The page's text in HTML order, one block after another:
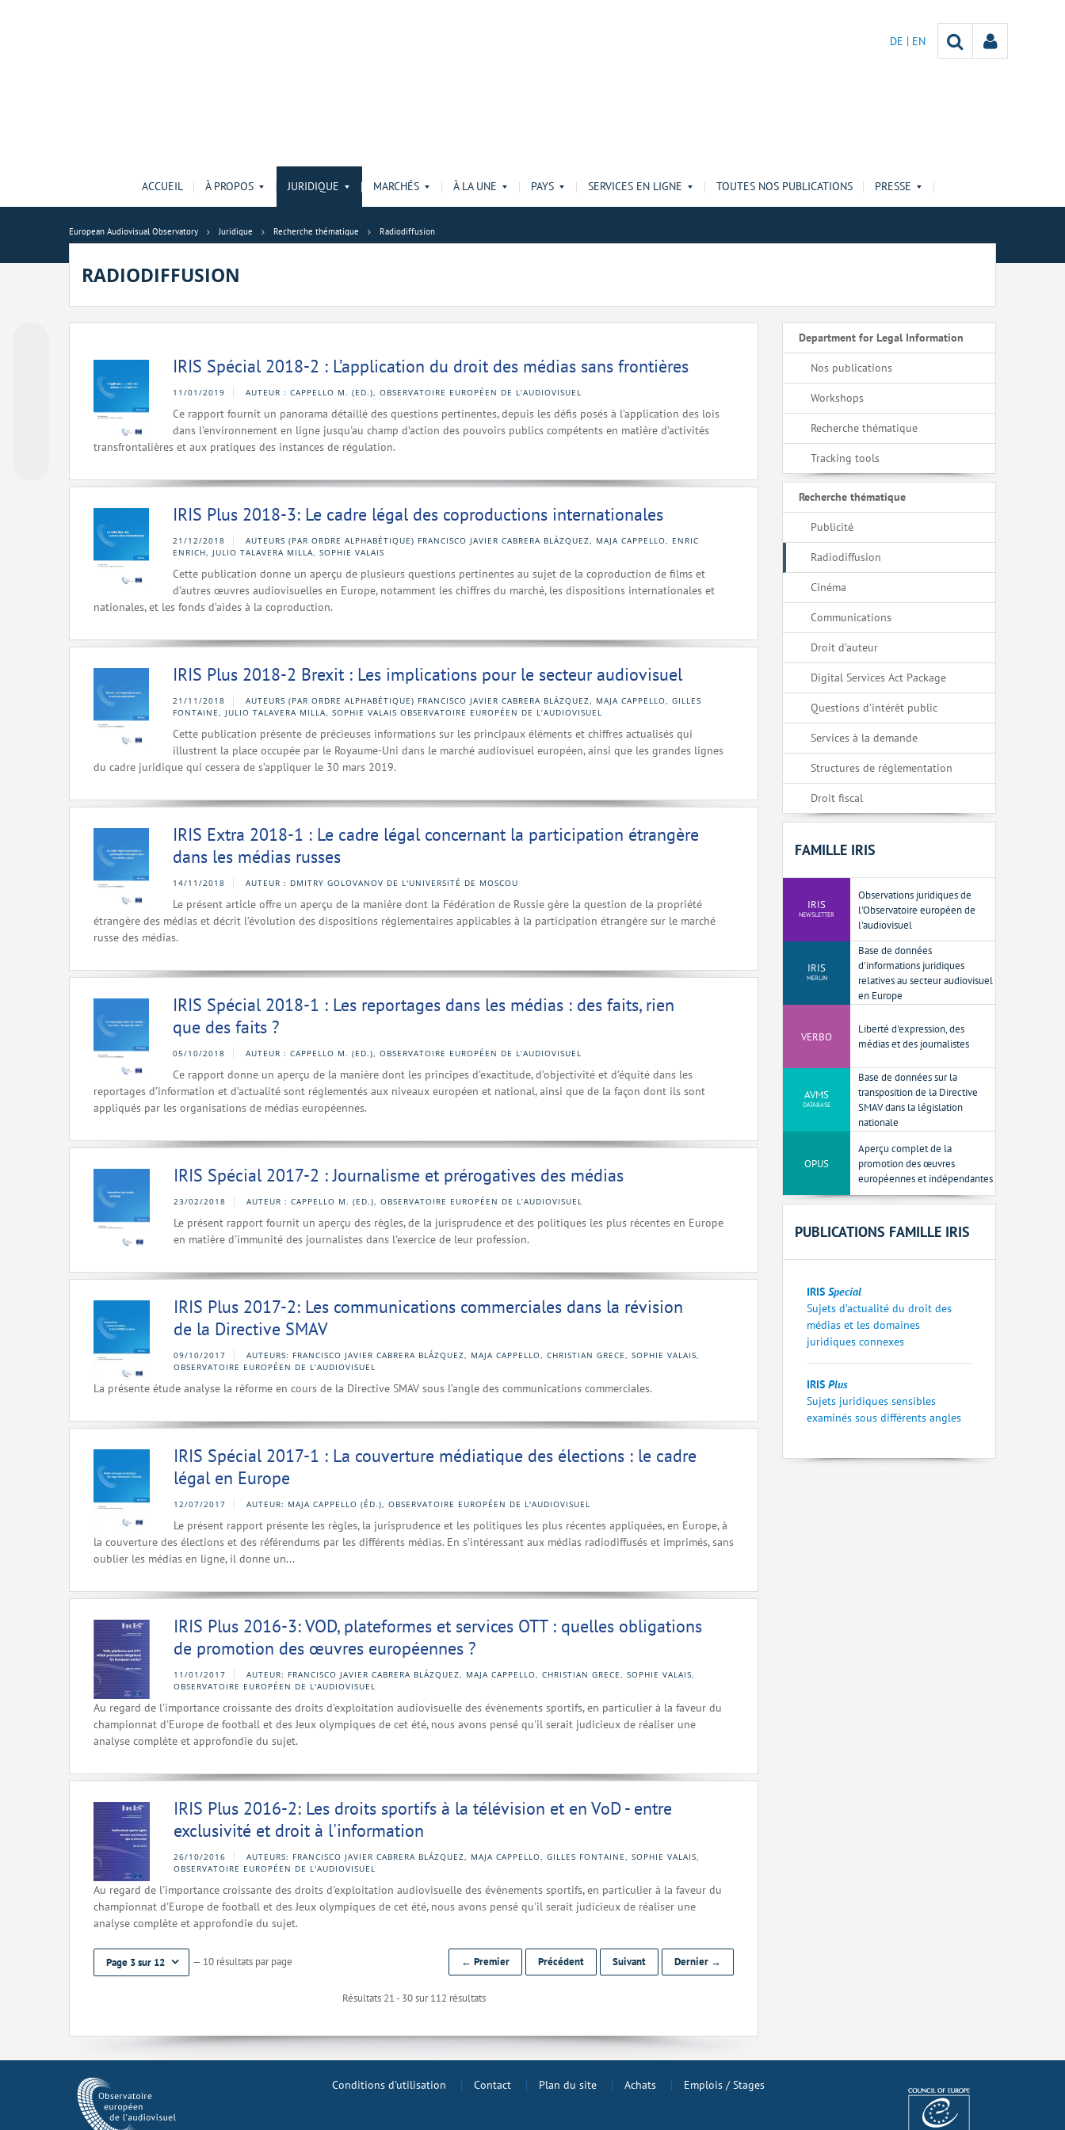
DE EN
ACCUEIL À PROPOS JURIDIQUE MARCHÉS À LA UNE PAYS SERVICES EN LIGNE TOUTES NOS PUBLICATIONS PRESSE
European Audiovisual Observatory Juridique Recherche thématique Radiodiffusion
RADIODIFFUSION
IRIS Spécial 2018-2 : L’application du droit des médias sans frontières
11/01/2019 AUTEUR : CAPPELLO M. (ED.), OBSERVATOIRE EUROPÉEN DE L’AUDIOVISUEL
Ce rapport fournit un panorama détaillé des questions pertinentes, depuis les défis posés à l’application des lois
dans l’environnement en ligne jusqu'au champ d’action des pouvoirs publics compétents en matière d’activités
transfrontalières et aux pratiques des instances de régulation.
IRIS Plus 2018-3: Le cadre légal des coproductions internationales
21/12/2018
AUTEURS (PAR ORDRE ALPHABÉTIQUE) FRANCISCO JAVIER CABRERA BLÁZQUEZ, MAJA CAPPELLO, ENRIC
ENRICH, JULIO TALAVERA MILLA, SOPHIE VALAIS
Cette publication donne un aperçu de plusieurs questions pertinentes au sujet de la coproduction de films et
d’autres œuvres audiovisuelles en Europe, notamment les chiffres du marché, les dispositions internationales et
nationales, et les fonds d’aides à la coproduction.
IRIS Plus 2018-2 Brexit : Les implications pour le secteur audiovisuel
21/11/2018
AUTEURS (PAR ORDRE ALPHABÉTIQUE) FRANCISCO JAVIER CABRERA BLÁZQUEZ, MAJA CAPPELLO, GILLES
FONTAINE, JULIO TALAVERA MILLA, SOPHIE VALAIS OBSERVATOIRE EUROPÉEN DE L’AUDIOVISUEL
Cette publication présente de précieuses informations sur les principaux éléments et chiffres actualisés qui
illustrent la place occupée par le Royaume-Uni dans le marché audiovisuel européen, ainsi que les grandes lignes
du cadre juridique qui cessera de s’appliquer le 30 mars 2019.
IRIS Extra 2018-1 : Le cadre légal concernant la participation étrangère
dans les médias russes
14/11/2018 AUTEUR : DMITRY GOLOVANOV DE L'UNIVERSITÉ DE MOSCOU
Le présent article offre un aperçu de la manière dont la Fédération de Russie gère la question de la propriété
étrangère des médias et décrit l’évolution des dispositions réglementaires applicables à la participation étrangère sur le marché
russe des médias.
IRIS Spécial 2018-1 : Les reportages dans les médias : des faits, rien
que des faits ?
05/10/2018 AUTEUR : CAPPELLO M. (ED.), OBSERVATOIRE EUROPÉEN DE L’AUDIOVISUEL
Ce rapport donne un aperçu de la manière dont les principes d’exactitude, d’objectivité et d’équité dans les
reportages d’information et d’actualité sont réglementés aux niveaux européen et national, ainsi que de la façon dont ils sont
appliqués par les organisations de médias européennes.
IRIS Spécial 2017-2 : Journalisme et prérogatives des médias
23/02/2018 AUTEUR : CAPPELLO M. (ED.), OBSERVATOIRE EUROPÉEN DE L’AUDIOVISUEL
Le présent rapport fournit un aperçu des règles, de la jurisprudence et des politiques les plus récentes en Europe
en matière d'immunité des journalistes dans l'exercice de leur profession.
IRIS Plus 2017-2: Les communications commerciales dans la révision
de la Directive SMAV
09/10/2017
AUTEURS: FRANCISCO JAVIER CABRERA BLÁZQUEZ, MAJA CAPPELLO, CHRISTIAN GRECE, SOPHIE VALAIS,
OBSERVATOIRE EUROPÉEN DE L’AUDIOVISUEL
La présente étude analyse la réforme en cours de la Directive SMAV sous l’angle des communications commerciales.
IRIS Spécial 2017-1 : La couverture médiatique des élections : le cadre
légal en Europe
12/07/2017 AUTEUR: MAJA CAPPELLO (ÉD.), OBSERVATOIRE EUROPÉEN DE L'AUDIOVISUEL
Le présent rapport présente les règles, la jurisprudence et les politiques les plus récentes appliquées, en Europe, à
la couverture des élections et des référendums par les différents médias. En s’intéressant aux médias radiodiffusés et imprimés, sans
oublier les médias en ligne, il donne un...
IRIS Plus 2016-3: VOD, plateformes et services OTT : quelles obligations
de promotion des œuvres européennes ?
11/01/2017
AUTEUR: FRANCISCO JAVIER CABRERA BLÁZQUEZ, MAJA CAPPELLO, CHRISTIAN GRECE, SOPHIE VALAIS,
OBSERVATOIRE EUROPÉEN DE L'AUDIOVISUEL
Au regard de l'importance croissante des droits d'exploitation audiovisuelle des évènements sportifs, en particulier à la faveur du
championnat d'Europe de football et des Jeux olympiques de cet été, nous avons pensé qu'il serait judicieux de réaliser une
analyse complète et approfondie du sujet.
IRIS Plus 2016-2: Les droits sportifs à la télévision et en VoD - entre
exclusivité et droit à l'information
26/10/2016
AUTEURS: FRANCISCO JAVIER CABRERA BLÁZQUEZ, MAJA CAPPELLO, GILLES FONTAINE, SOPHIE VALAIS,
OBSERVATOIRE EUROPÉEN DE L'AUDIOVISUEL
Au regard de l'importance croissante des droits d'exploitation audiovisuelle des évènements sportifs, en particulier à la faveur du
championnat d'Europe de football et des Jeux olympiques de cet été, nous avons pensé qu'il serait judicieux de réaliser une
analyse complète et approfondie du sujet.
Page 3 sur 12 — 10 résultats par page
Résultats 21 - 30 sur 112 résultats
← Premier Précédent Suivant Dernier →
Department for Legal Information
Nos publications
Workshops
Recherche thématique
Tracking tools
Recherche thématique
Publicité
Radiodiffusion
Cinéma
Communications
Droit d'auteur
Digital Services Act Package
Questions d'intérêt public
Services à la demande
Structures de réglementation
Droit fiscal
FAMILLE IRIS
IRIS
NEWSLETTER
Observations juridiques de
l'Observatoire européen de
l'audiovisuel
IRIS
MERLIN
Base de données
d'informations juridiques
relatives au secteur audiovisuel
en Europe
VERBO
Liberté d'expression, des
médias et des journalistes
AVMS
DATABASE
Base de données sur la
transposition de la Directive
SMAV dans la législation
nationale
OPUS
Aperçu complet de la
promotion des œuvres
européennes et indépendantes
PUBLICATIONS FAMILLE IRIS
IRIS Special
Sujets d’actualité du droit des
médias et les domaines
juridiques connexes
IRIS Plus
Sujets juridiques sensibles
examinés sous différents angles
Conditions d'utilisation Contact Plan du site Achats Emplois / Stages